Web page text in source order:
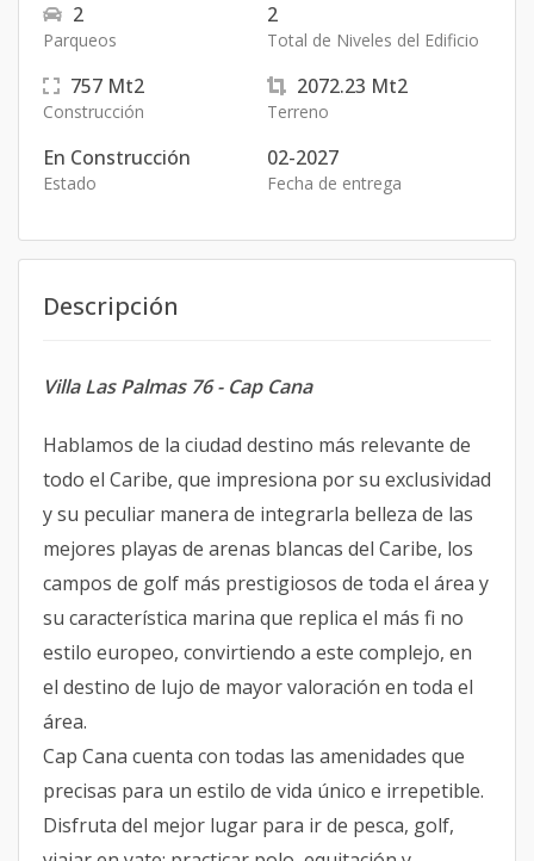
2
Parqueos
2
Total de Niveles del Edificio
757 Mt2
Construcción
2072.23 Mt2
Terreno
En Construcción
Estado
02-2027
Fecha de entrega
Descripción
Villa Las Palmas 76 - Cap Cana
Hablamos de la ciudad destino más relevante de
todo el Caribe, que impresiona por su exclusividad
y su peculiar manera de integrarla belleza de las
mejores playas de arenas blancas del Caribe, los
campos de golf más prestigiosos de toda el área y
su característica marina que replica el más fi no
estilo europeo, convirtiendo a este complejo, en
el destino de lujo de mayor valoración en toda el
área.
Cap Cana cuenta con todas las amenidades que
precisas para un estilo de vida único e irrepetible.
Disfruta del mejor lugar para ir de pesca, golf,